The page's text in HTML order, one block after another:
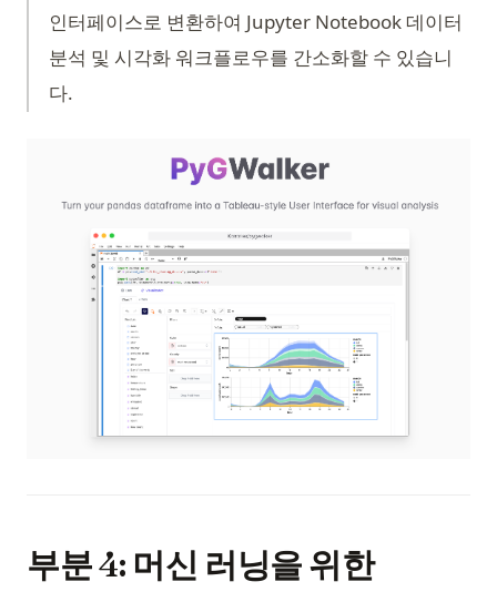
인터페이스로 변환하여 Jupyter Notebook 데이터
분석 및 시각화 워크플로우를 간소화할 수 있습니
다.
부분 4: 머신 러닝을 위한